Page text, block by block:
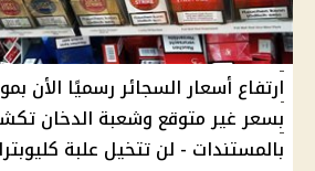
ارتفاع أسعار السجائر رسميًا الأن
بسعر غير متوقع وشعبة الدخان
بالمستندات - لن تتخيل علبة